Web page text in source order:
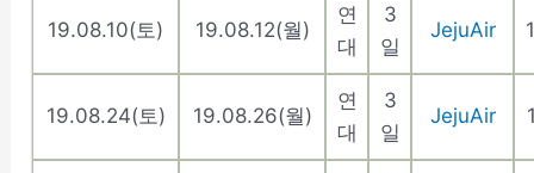
19.08.10(토) 19.08.12(월)
연
대
3
일
JejuAir
19.08.24(토) 19.08.26(월)
연
대
3
일
JejuAir